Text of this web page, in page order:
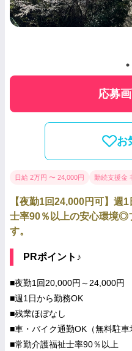
応募
お
日給 2万円 〜 24,000円 勤続支援金
【夜勤1回24,000円可】週
士率90％以上の安心環境◎
す。
PRポイント♪
■夜勤1回20,000円～24,000円
■週1日から勤務OK
■残業ほぼなし
■車・バイク通勤OK（無料駐車
■常勤介護福祉士率90％以上